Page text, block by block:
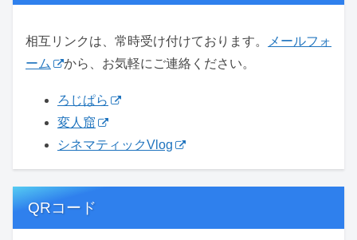
相互リンクは、常時受け付けております。
メールフォ
ーム
から、お気軽にご連絡ください。
ろじぱら
変人窟
シネマティックVlog
QRコード